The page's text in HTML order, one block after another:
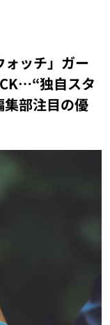
ッチ」ガー
独自スタ
部注目の優